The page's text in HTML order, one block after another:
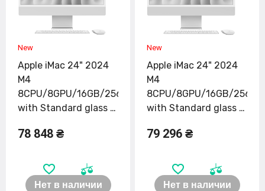
Apple iMac 24" 2024
M4
8CPU/8GPU/16GB/256GB
with Standard glass -
78 848 ₴
Нет в наличии
Apple iMac 24" 2024
M4
8CPU/8GPU/16GB/256GB
with Standard glass -
79 296 ₴
Нет в наличии